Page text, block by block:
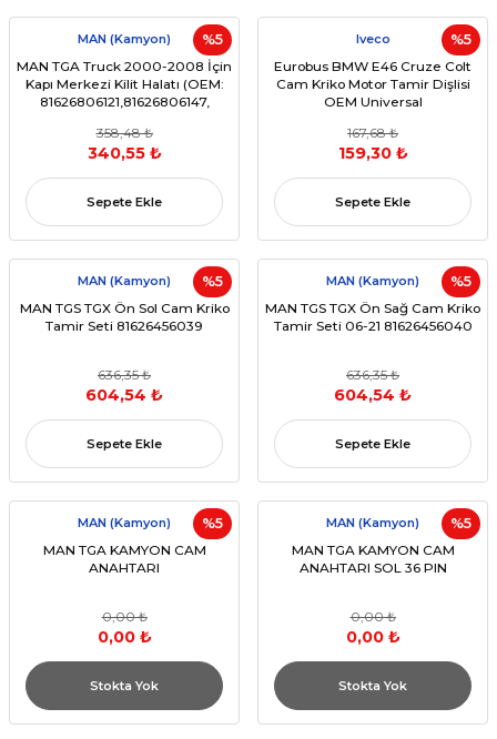
%5
MAN (Kamyon)
MAN TGA Truck 2000-2008 İçin
Kapı Merkezi Kilit Halatı (OEM:
81626806121,81626806147,
358,48 ₺
340,55 ₺
Sepete Ekle
%5
Iveco
Eurobus BMW E46 Cruze Colt
Cam Kriko Motor Tamir Dişlisi
OEM Universal
167,68 ₺
159,30 ₺
Sepete Ekle
%5
MAN (Kamyon)
MAN TGS TGX Ön Sol Cam Kriko
Tamir Seti 81626456039
636,35 ₺
604,54 ₺
Sepete Ekle
%5
MAN (Kamyon)
MAN TGS TGX Ön Sağ Cam Kriko
Tamir Seti 06-21 81626456040
636,35 ₺
604,54 ₺
Sepete Ekle
%5
MAN (Kamyon)
MAN TGA KAMYON CAM
ANAHTARI
0,00 ₺
0,00 ₺
Stokta Yok
%5
MAN (Kamyon)
MAN TGA KAMYON CAM
ANAHTARI SOL 36 PIN
0,00 ₺
0,00 ₺
Stokta Yok